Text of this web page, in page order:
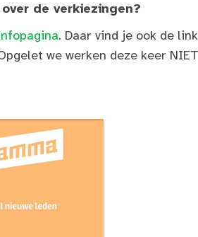
de verkiezingen?
. Daar vind je ook de
we werken deze keer